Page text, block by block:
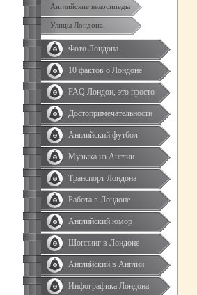
Английские велосипеды
Улицы Лондона
Фото Лондона
10 фактов о Лондоне
FAQ Лондон, это просто
Достопримечательности
Английский футбол
Музыка из Англии
Транспорт Лондона
Работа в Лондоне
Английский юмор
Шоппинг в Лондоне
Английский в Англии
Инфографика Лондона